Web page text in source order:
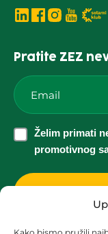
Pratite ZEZ
Email
*
Želim
primati
informativnog
Želim primati
promotivnog